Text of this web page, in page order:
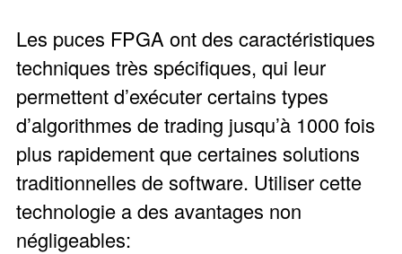
Les puces FPGA ont des caractéristiques
techniques très spécifiques, qui leur
permettent d’exécuter certains types
d’algorithmes de trading jusqu’à 1000 fois
plus rapidement que certaines solutions
traditionnelles de software. Utiliser cette
technologie a des avantages non
négligeables: